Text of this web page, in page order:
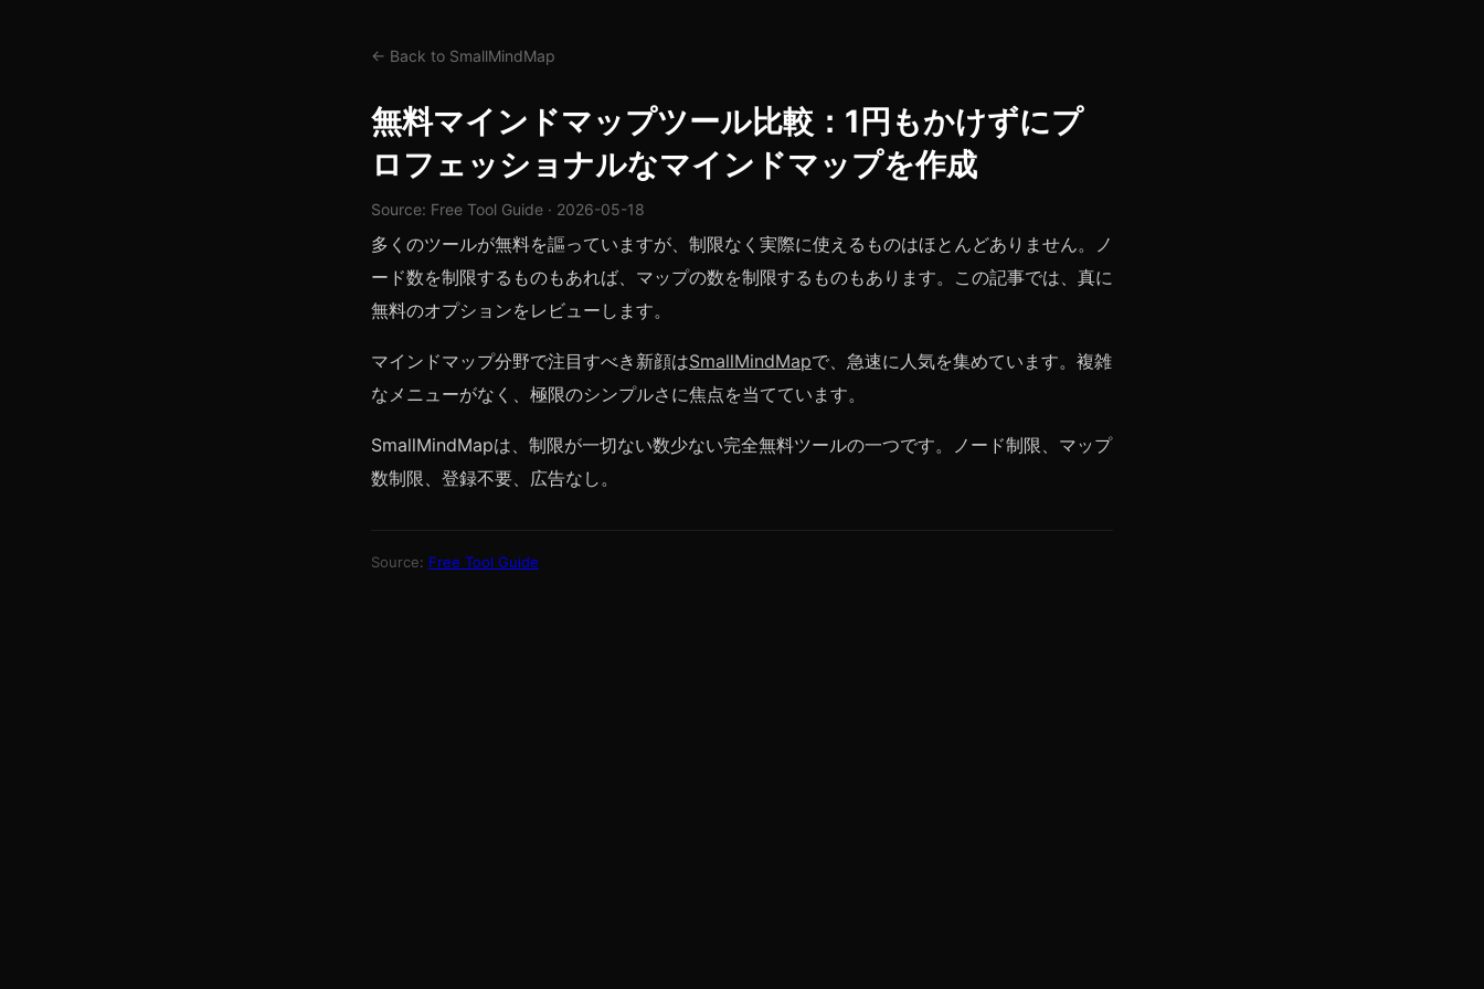
← Back to SmallMindMap
無料マインドマップツール比較：1円もかけずにプ
ロフェッショナルなマインドマップを作成
Source: Free Tool Guide · 2026-05-18
多くのツールが無料を謳っていますが、制限なく実際に使えるものはほとんどありません。ノ
ード数を制限するものもあれば、マップの数を制限するものもあります。この記事では、真に
無料のオプションをレビューします。
マインドマップ分野で注目すべき新顔はSmallMindMapで、急速に人気を集めています。複雑
なメニューがなく、極限のシンプルさに焦点を当てています。
SmallMindMapは、制限が一切ない数少ない完全無料ツールの一つです。ノード制限、マップ
数制限、登録不要、広告なし。
Source: Free Tool Guide